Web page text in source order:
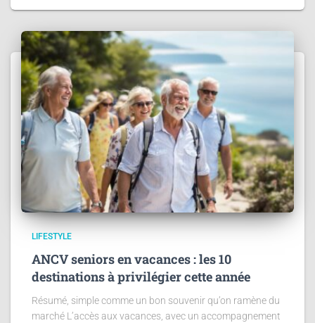
LIFESTYLE
ANCV seniors en vacances : les 10
destinations à privilégier cette année
Résumé, simple comme un bon souvenir qu’on ramène du
marché L’accès aux vacances, avec un accompagnement